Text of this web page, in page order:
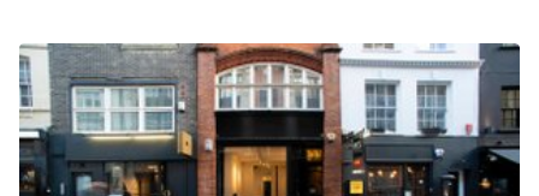
Een
fotoshoot
maken
Conferentie Kantoor
Winkel
delen